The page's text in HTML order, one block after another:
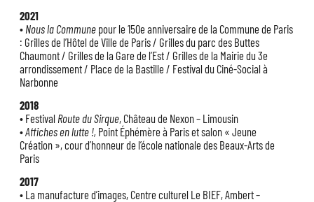
2021
• Nous la Commune pour le 150e anniversaire de la Commune de Paris
: Grilles de l’Hôtel de Ville de Paris / Grilles du parc des Buttes
Chaumont / Grilles de la Gare de l’Est / Grilles de la Mairie du 3e
arrondissement / Place de la Bastille / Festival du Ciné-Social à
Narbonne
2018
• Festival Route du Sirque, Château de Nexon – Limousin
•Affiches en lutte !, Point Éphémère à Paris et salon « Jeune
Création », cour d’honneur de l’école nationale des Beaux-Arts de
Paris
2017
• La manufacture d’images, Centre culturel Le BIEF, Ambert –